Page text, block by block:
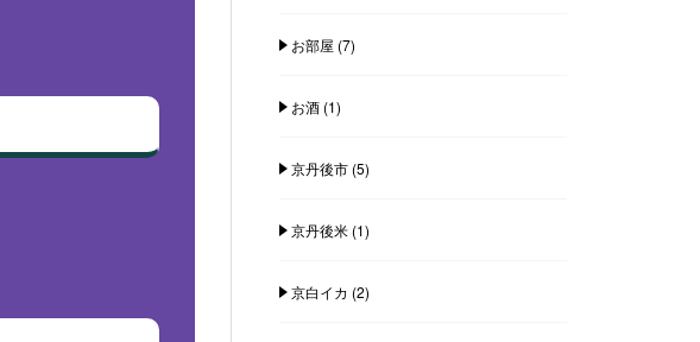
お部屋 (7)
お酒(1)
京丹後市(5)
京丹後米(1)
京白イカ (2)